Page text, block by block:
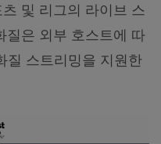
및 리그의 라이브 스
질은 외부 호스트에 따
질 스트리밍을 지원한